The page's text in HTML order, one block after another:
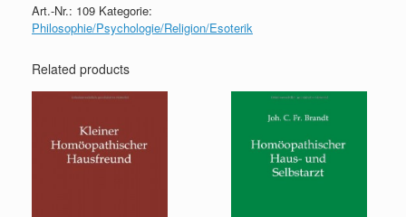
Geisterglaube
quantity
Art.-Nr.: 109 Kategorie:
Philosophie/Psychologie/Religion/Esoterik
Related products